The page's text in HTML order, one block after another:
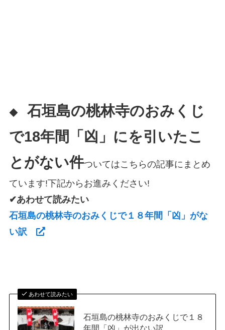
◆ 石垣島の桃林寺のおみくじ
で18年間「凶」にを引いたこ
とがない件ついてはこちらの記事にまとめ
ています!下記からお進みください!
✔あわせて読みたい
石垣島の桃林寺のおみくじで１８年間「凶」がな
い訳
あわせて読みたい
石垣島の桃林寺のおみくじで１８
年間「凶」が出ない訳